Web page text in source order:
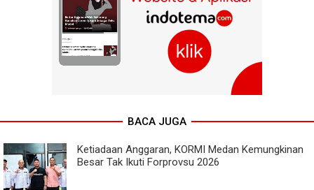
BACA JUGA
Ketiadaan Anggaran, KORMI Medan Kemungkinan
Besar Tak Ikuti Forprovsu 2026